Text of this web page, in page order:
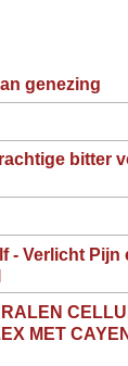
genezing
bitter
- Verlicht Pijn
MET